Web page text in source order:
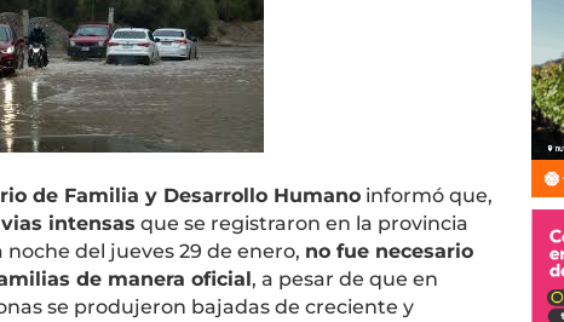
de Familia y Desarrollo Humanoinformó que,
intensas que se registraron en la provincia
del jueves 29 de enero, no fue necesario
de manera oficial, a pesar de que en
se produjeron bajadas de creciente y